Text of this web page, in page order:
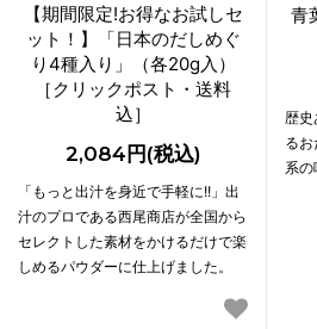
【期間限定!お得なお試しセ
ット！】「日本のだしめぐ
り4種入り」（各20g入）
［クリックポスト・送料
込］
2,084円(税込)
「もっと出汁を身近で手軽に!!」出
汁のプロである西尾商店が全国から
セレクトした素材をかけるだけで楽
しめるパウダーに仕上げました。
青
歴史
る
系の